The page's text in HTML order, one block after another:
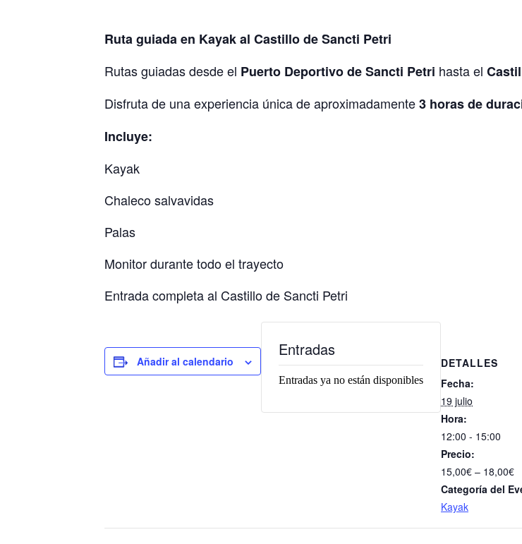
Ruta guiada en Kayak al Castillo de Sancti Petri
Rutas guiadas desde el Puerto Deportivo de Sancti Petri hasta el
Disfruta de una experiencia única de aproximadamente3 horas de
Incluye:
Kayak
Chaleco salvavidas
Palas
Monitor durante todo el trayecto
Entrada completa al Castillo de Sancti Petri
Añadir al calendario
DETALLES
Fecha:
19 julio
Hora:
12:00 - 15:00
Precio:
15,00€ – 18,00€
Categoría del
Kayak
Entradas
Entradas ya no están disponibles